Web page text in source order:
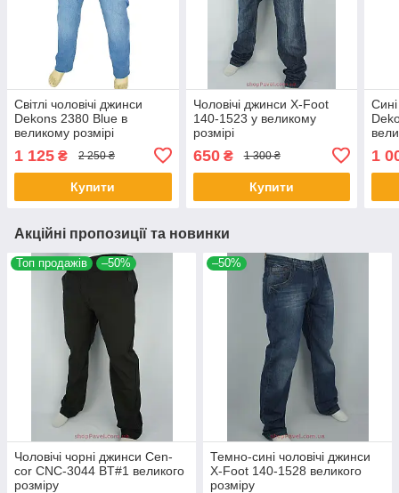
Світлі чоловічі джинси
Dekons 2380 Blue в
великому розмірі
1 125 ₴ 2 250 ₴
Купити
Чоловічі джинси X-Foot
140-1523 у великому
розмірі
650₴ 1 300 ₴
Купити
1
Акційні пропозиції та новинки
Топ продажів –50%
Чоловічі чорні джинси Cen-
cor CNC-3044 BT#1 великого
розміру
–50%
Темно-сині чоловічі джинси
X-Foot 140-1528 великого
розміру